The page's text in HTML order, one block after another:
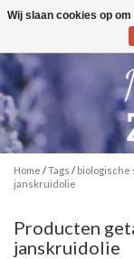
Toggle
Home /Tags / biologische
janskruidolie
Producten
janskruidolie
Wij slaan cookies op